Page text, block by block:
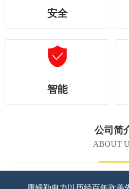
安全
智能
公司简
ABOUT